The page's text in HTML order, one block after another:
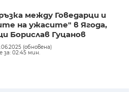
между Говедарци и
на ужасите" в Ягода,
Борислав Гуцанов
(обновена)
за: 02:45 мин.